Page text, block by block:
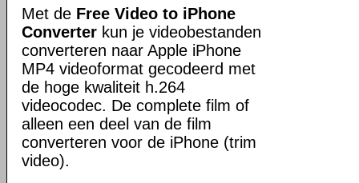
Met de Free Video to iPhone
Converter kun je videobestanden
converteren naar Apple iPhone
MP4 videoformat gecodeerd met
de hoge kwaliteit h.264
videocodec. De complete film of
alleen een deel van de film
converteren voor de iPhone (trim
video).